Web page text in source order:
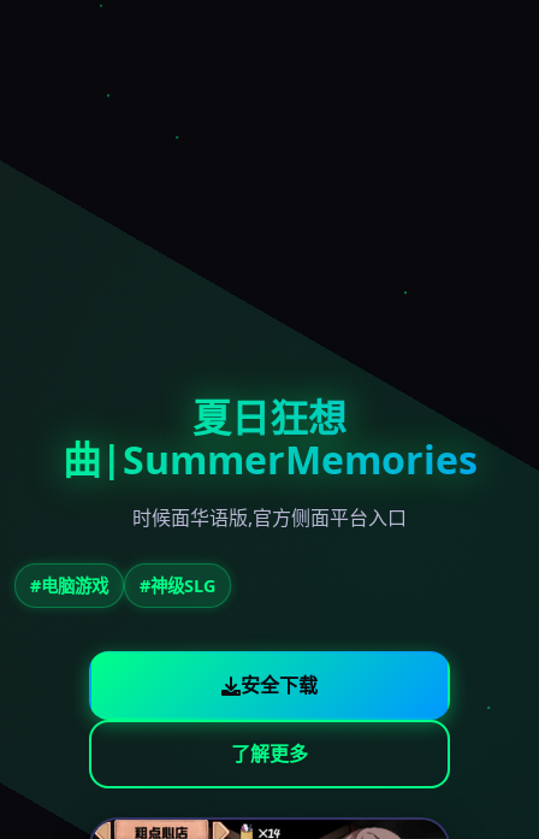
夏日狂想
曲|SummerMemories
时候面华语版,官方侧面平台入口
#电脑游戏 #神级SLG
安全下载
了解更多